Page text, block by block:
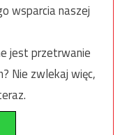
wsparcia naszej
jest przetrwanie
Nie zwlekaj więc,